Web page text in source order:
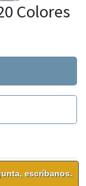
Colores
escríbanos.